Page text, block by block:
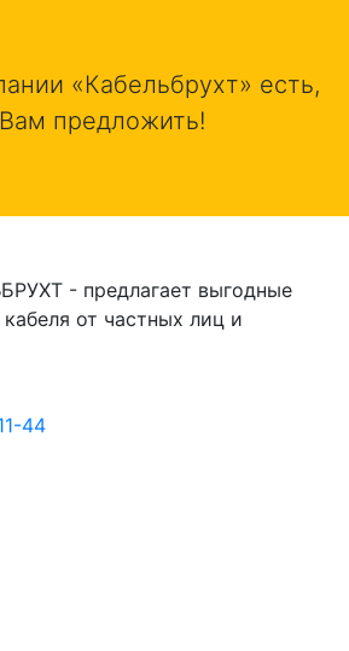
«Кабельбрухт» есть,
предложить!
- предлагает выгодные
от частных лиц и
44